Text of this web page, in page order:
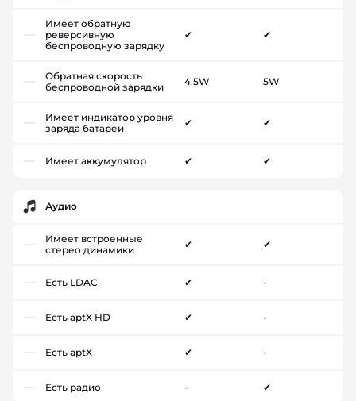
Имеет обратную
реверсивную
беспроводную зарядку
✔ ✔
Обратная скорость
беспроводной зарядки
4.5W 5W
Имеет индикатор уровня
заряда батареи
✔ ✔
Имеет аккумулятор ✔ ✔
Аудио
Имеет встроенные
стерео динамики
✔ ✔
Есть LDAC ✔ -
Есть aptX HD ✔ -
Есть aptX ✔ -
Есть радио - ✔